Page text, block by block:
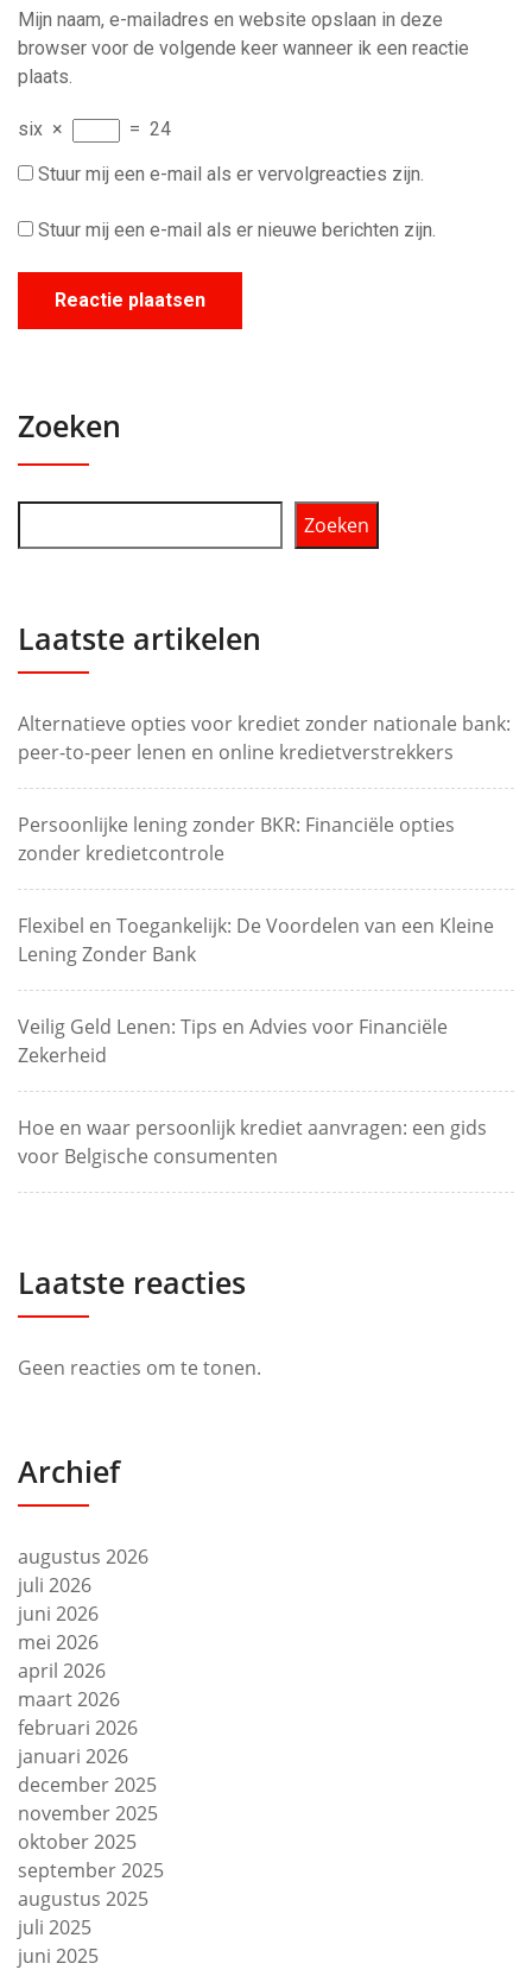
Mijn naam, e-mailadres en website opslaan in deze
browser voor de volgende keer wanneer ik een reactie
plaats.
six × = 24
Stuur mij een e-mail als er vervolgreacties zijn.
Stuur mij een e-mail als er nieuwe berichten zijn.
Zoeken
Zoeken
Laatste artikelen
Alternatieve opties voor krediet zonder nationale bank:
peer-to-peer lenen en online kredietverstrekkers
Persoonlijke lening zonder BKR: Financiële opties
zonder kredietcontrole
Flexibel en Toegankelijk: De Voordelen van een Kleine
Lening Zonder Bank
Veilig Geld Lenen: Tips en Advies voor Financiële
Zekerheid
Hoe en waar persoonlijk krediet aanvragen: een gids
voor Belgische consumenten
Laatste reacties
Geen reacties om te tonen.
Archief
augustus 2026
juli 2026
juni 2026
mei 2026
april 2026
maart 2026
februari 2026
januari 2026
december 2025
november 2025
oktober 2025
september 2025
augustus 2025
juli 2025
juni 2025